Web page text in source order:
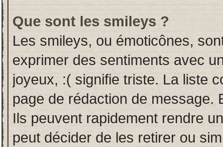
Que sont les smileys ?
Les smileys, ou émoticônes,
exprimer des sentiments avec
joyeux, :( signifie triste. La liste
page de rédaction de message.
Ils peuvent rapidement rendre
peut décider de les retirer ou